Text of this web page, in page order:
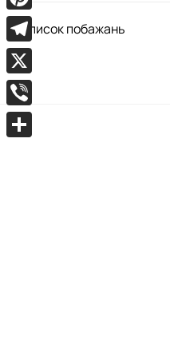
список побажань
Pinterest
Telegram
X
Viber